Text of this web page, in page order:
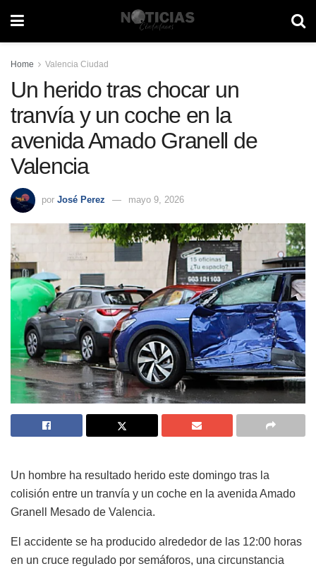
Home Valencia Ciudad
Un herido tras chocar un
tranvía y un coche en la
avenida Amado Granell de
Valencia
por José Perez mayo 9, 2026
Un hombre ha resultado herido este domingo tras la
colisión entre un tranvía y un coche en la avenida Amado
Granell Mesado de Valencia.
El accidente se ha producido alrededor de las 12:00 horas
en un cruce regulado por semáforos, una circunstancia